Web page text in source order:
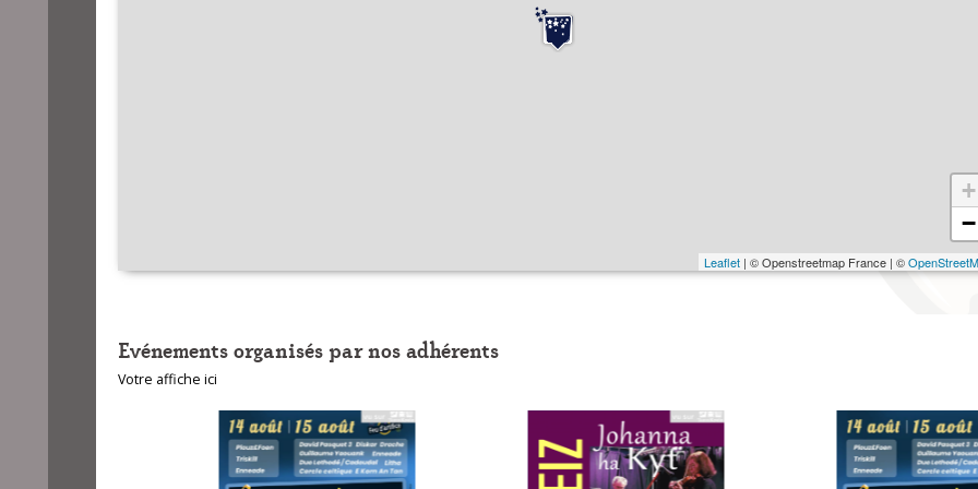
+
−
Leaflet| © Openstreetmap France | ©
Evénements organisés par nos adhérents
Votre affiche ici